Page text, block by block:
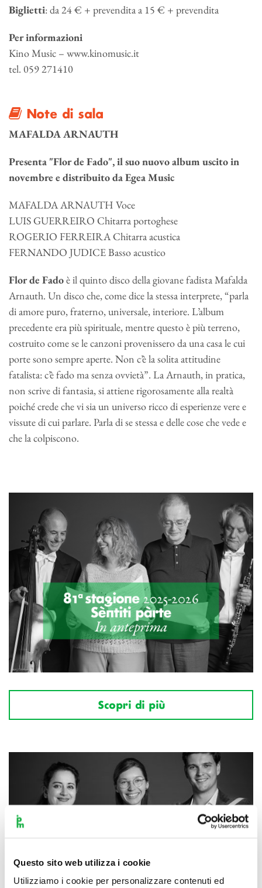
Questo sito web utilizza i cookie
Utilizziamo i cookie per personalizzare contenuti ed
Biglietti: da 24 € + prevendita a 15 € + prevendita
Per informazioni
Kino Music – www.kinomusic.it
tel. 059 271410
Note di sala
MAFALDA ARNAUTH
Presenta "Flor de Fado", il suo nuovo album uscito in
novembre e distribuito da Egea Music
MAFALDA ARNAUTH Voce
LUIS GUERREIRO Chitarra portoghese
ROGERIO FERREIRA Chitarra acustica
FERNANDO JUDICE Basso acustico
Flor de Fadoè il quinto disco della giovane fadista Mafalda
Arnauth. Un disco che, come dice la stessa interprete, “parla
di amore puro, fraterno, universale, interiore. L’album
precedente era più spirituale, mentre questo è più terreno,
costruito come se le canzoni provenissero da una casa le cui
porte sono sempre aperte. Non c’è la solita attitudine
fatalista: c’è fado ma senza ovvietà”. La Arnauth, in pratica,
non scrive di fantasia, si attiene rigorosamente alla realtà
poiché crede che vi sia un universo ricco di esperienze vere e
vissute di cui parlare. Parla di se stessa e delle cose che vede e
che la colpiscono.
Scopri di più